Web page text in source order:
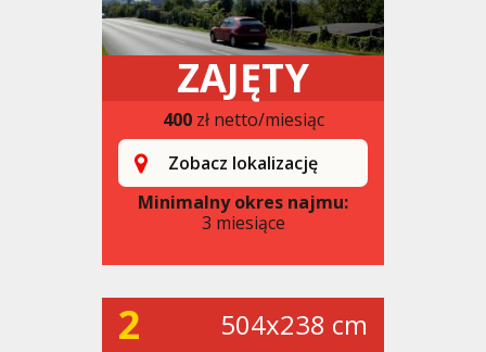
ZAJĘTY
400zł netto/miesiąc
Zobacz lokalizację
Minimalny okres najmu:
3 miesiące
2 504x238 cm